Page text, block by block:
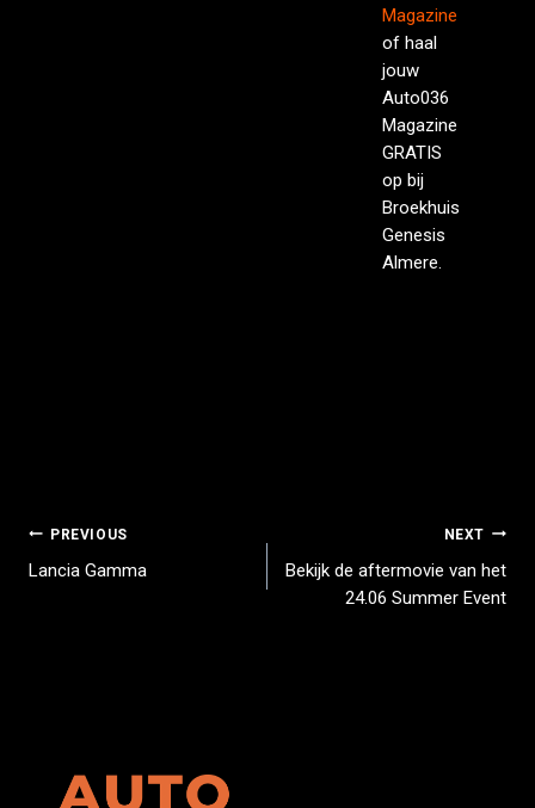
Magazine
of haal
jouw
Auto036
Magazine
GRATIS
op bij
Broekhuis
Genesis
Almere.
PREVIOUS
Lancia Gamma
NEXT
Bekijk de aftermovie van het
24.06 Summer Event